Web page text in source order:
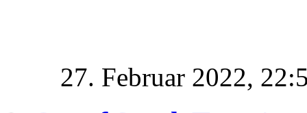
27. Februar 2022,